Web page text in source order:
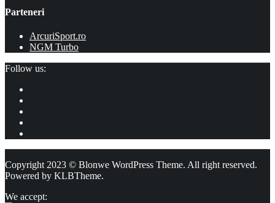
Parteneri
ArcuriSport.ro
NGM Turbo
Follow us:
Copyright 2023 © Blonwe WordPress Theme. All right reserved.
Powered by KLBTheme.
We accept: